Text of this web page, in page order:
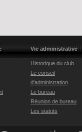
Vie administrative
Historique du club
Le conseil
d'administration
Le bureau
Réunion de bureau
Les statuts